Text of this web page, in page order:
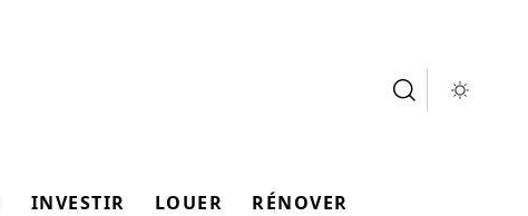
INVESTIR LOUER RÉNOVER